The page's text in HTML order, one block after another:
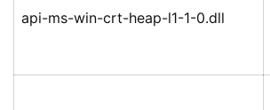
api-ms-win-crt-heap-l1-1-0.dll